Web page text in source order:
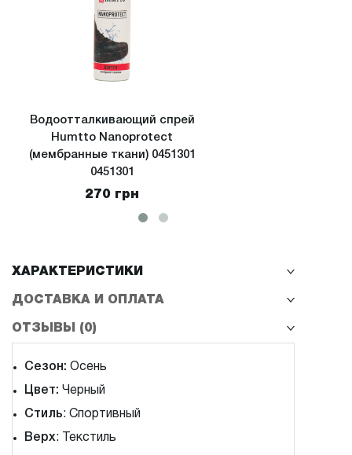
Водоотталкивающий спрей
Humtto Nanoprotect
(мембранные ткани) 0451301
0451301
270 грн
ХАРАКТЕРИСТИКИ
ДОСТАВКА И ОПЛАТА
ОТЗЫВЫ (0)
Сезон: Осень
Цвет: Черный
Стиль: Спортивный
Верх: Текстиль